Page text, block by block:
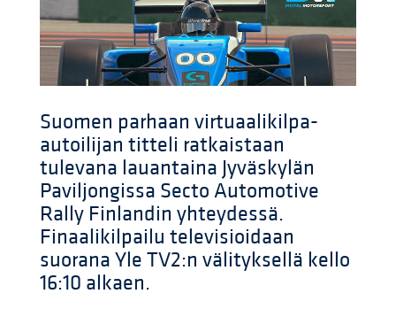
Suomen parhaan virtuaalikilpa-
autoilijan titteli ratkaistaan
tulevana lauantaina Jyväskylän
Paviljongissa Secto Automotive
Rally Finlandin yhteydessä.
Finaalikilpailu televisioidaan
suorana Yle TV2:n välityksellä kello
16:10 alkaen.